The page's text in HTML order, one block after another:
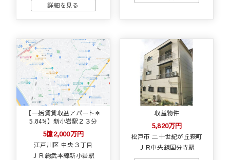
【一括賃貸収益アパート＊
5.84%】新小岩駅２３分
5億2,000万円
江戸川区 中央３丁目
ＪＲ総武本線新小岩駅
収益物件
5,820万円
松戸市 二十世紀が丘萩町
ＪＲ中央線国分寺駅